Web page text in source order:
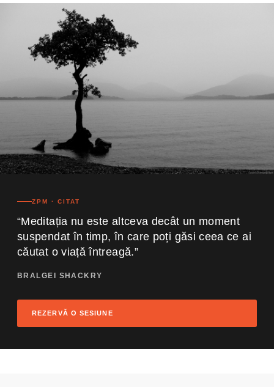
ZPM · CITAT
“Meditația nu este altceva decât un moment
suspendat în timp, în care poți găsi ceea ce ai
căutat o viață întreagă.”
BRALGEI SHACKRY
REZERVĂ O SESIUNE